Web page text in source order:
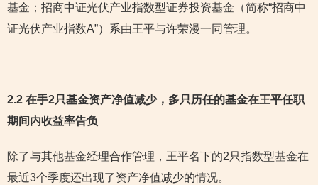
基金；招商中证光伏产业指数型证券投资基金（简称“招商中
证光伏产业指数A”）系由王平与许荣漫一同管理。
2.2 在手2只基金资产净值减少，多只历任的基金在王平任职
期间内收益率告负
除了与其他基金经理合作管理，王平名下的2只指数型基金在
最近3个季度还出现了资产净值减少的情况。